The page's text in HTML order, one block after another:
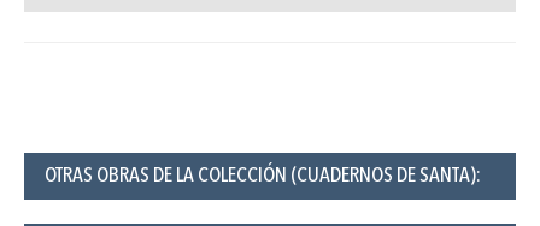
OTRAS OBRAS DE LA COLECCIÓN (CUADERNOS DE SANTA):